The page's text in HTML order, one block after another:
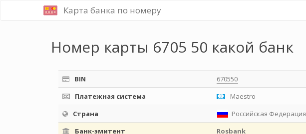
Карта банка по номеру
Номер карты 6705 50 какой банк
BIN
670550
Платежная система
Maestro
Страна
Российская Федерация
Банк-эмитент
Rosbank